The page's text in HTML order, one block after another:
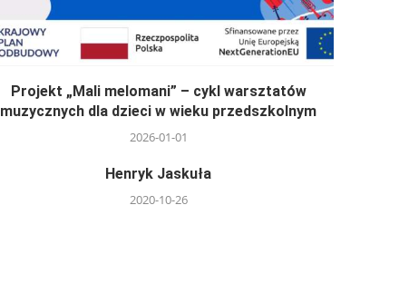
Projekt „Mali melomani” – cykl warsztatów
muzycznych dla dzieci w wieku przedszkolnym
2026-01-01
Henryk Jaskuła
2020-10-26